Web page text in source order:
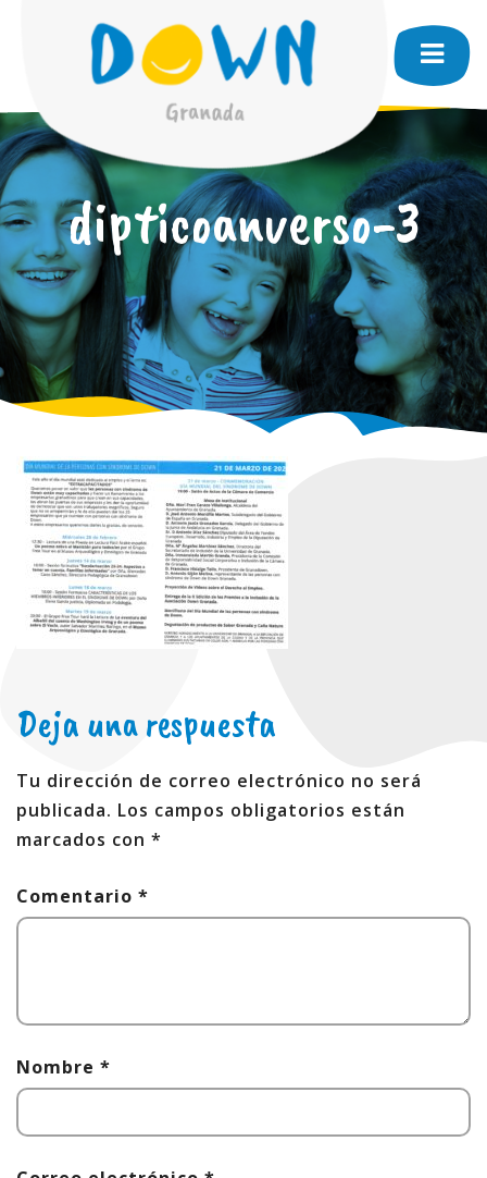
dipticoanverso-3
Deja una respuesta
Tu dirección de correo electrónico no será
publicada. Los campos obligatorios están
marcados con *
Comentario *
Nombre *